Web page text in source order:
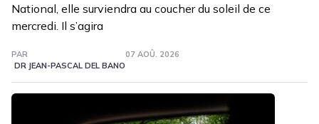
National, elle surviendra au coucher du soleil de ce
mercredi. Il s’agira
PAR
DR JEAN-PASCAL DEL BANO
07 AOÛ. 2026